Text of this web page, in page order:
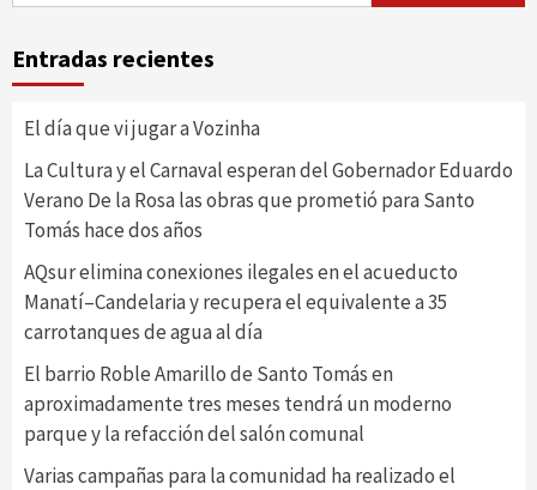
Entradas recientes
El día que vi jugar a Vozinha
La Cultura y el Carnaval esperan del Gobernador Eduardo
Verano De la Rosa las obras que prometió para Santo
Tomás hace dos años
AQsur elimina conexiones ilegales en el acueducto
Manatí–Candelaria y recupera el equivalente a 35
carrotanques de agua al día
El barrio Roble Amarillo de Santo Tomás en
aproximadamente tres meses tendrá un moderno
parque y la refacción del salón comunal
Varias campañas para la comunidad ha realizado el